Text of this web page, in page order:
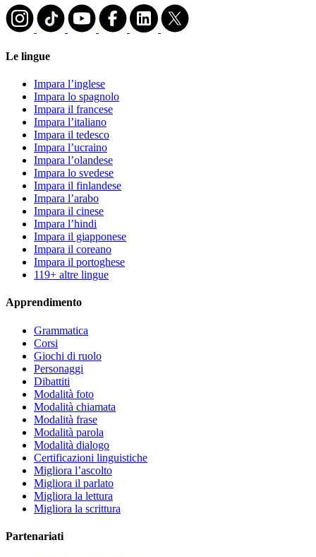
Le lingue
Impara l’inglese
Impara lo spagnolo
Impara il francese
Impara l’italiano
Impara il tedesco
Impara l’ucraino
Impara l’olandese
Impara lo svedese
Impara il finlandese
Impara l’arabo
Impara il cinese
Impara l’hindi
Impara il giapponese
Impara il coreano
Impara il portoghese
119+ altre lingue
Apprendimento
Grammatica
Corsi
Giochi di ruolo
Personaggi
Dibattiti
Modalità foto
Modalità chiamata
Modalità frase
Modalità parola
Modalità dialogo
Certificazioni linguistiche
Migliora l’ascolto
Migliora il parlato
Migliora la lettura
Migliora la scrittura
Partenariati